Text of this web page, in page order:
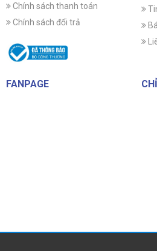
Chính sách thanh toán
Chính sách đổi trả
FANPAGE